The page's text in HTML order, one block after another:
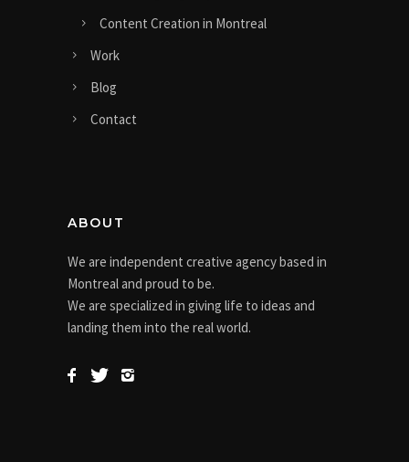
Content Creation in Montreal
Work
Blog
Contact
ABOUT
We are independent creative agency based in
Montreal and proud to be.
We are specialized in giving life to ideas and
landing them into the real world.